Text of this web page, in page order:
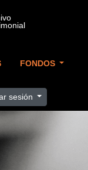
FONDOS
sesión